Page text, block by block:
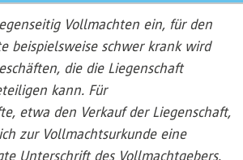
Vollmachten ein, für den
beispielsweise schwer krank wird
die die Liegenschaft
kann. Für
etwa den Verkauf der Liegenschaft,
zur Vollmachtsurkunde eine
Unterschrift des Vollmachtgebers.